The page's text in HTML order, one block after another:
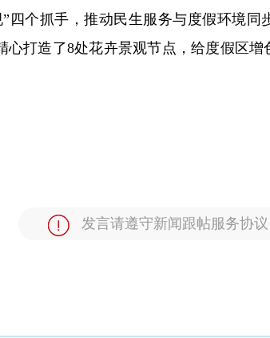
四个抓手，推动民生服务与度假环境同
心打造了8处花卉景观节点，给度假区增
发言请遵守新闻跟帖服务协议